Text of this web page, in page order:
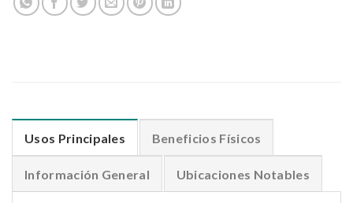
Usos Principales Beneficios Físicos
Información General Ubicaciones Notables